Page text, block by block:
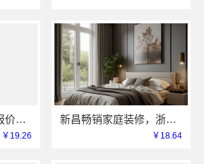
西咸新区全包装修报价，中蓝建投（北京）建设有限公司武功分公司透明清晰
￥19.26
新昌畅销家庭装修，浙江宜美嘉供应链严选好材
￥18.64